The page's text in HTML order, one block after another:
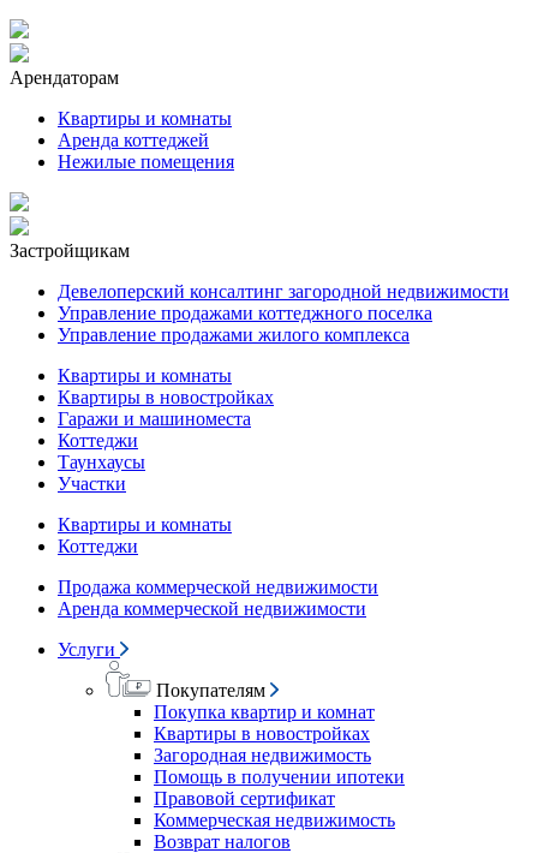
Арендаторам
Квартиры и комнаты
Аренда коттеджей
Нежилые помещения
Застройщикам
Девелоперский консалтинг загородной недвижимости
Управление продажами коттеджного поселка
Управление продажами жилого комплекса
Квартиры и комнаты
Квартиры в новостройках
Гаражи и машиноместа
Коттеджи
Таунхаусы
Участки
Квартиры и комнаты
Коттеджи
Продажа коммерческой недвижимости
Аренда коммерческой недвижимости
Услуги
Покупателям
Покупка квартир и комнат
Квартиры в новостройках
Загородная недвижимость
Помощь в получении ипотеки
Правовой сертификат
Коммерческая недвижимость
Возврат налогов